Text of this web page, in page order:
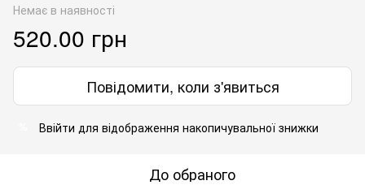
Немає в наявності
520.00 грн
Повідомити, коли з'явиться
Ввійти для відображення накопичувальної знижки
До обраного